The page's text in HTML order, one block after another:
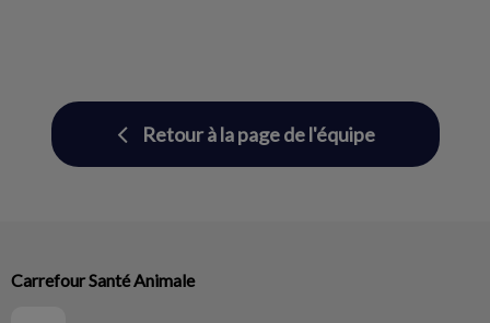
Retour à la page de l'équipe
Carrefour Santé Animale